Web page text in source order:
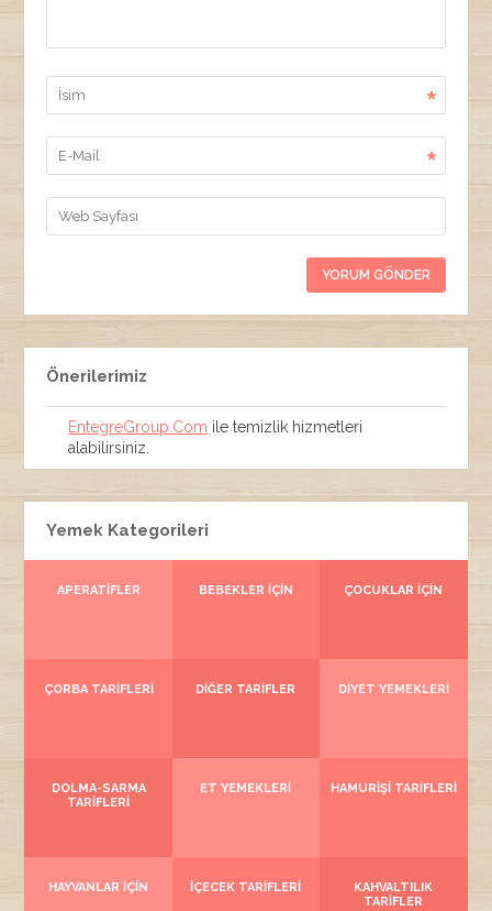
*
*
Önerilerimiz
EntegreGroup.Com ile temizlik hizmetleri
alabilirsiniz.
Yemek Kategorileri
APERATIFLER BEBEKLER İÇIN ÇOCUKLAR İÇIN
ÇORBA TARIFLERI DIĞER TARIFLER DIYET YEMEKLERI
DOLMA-SARMA
TARIFLERI
ET YEMEKLERI HAMURIŞI TARIFLERI
HAYVANLAR İÇIN İÇECEK TARIFLERI
KAHVALTILIK
TARIFLER